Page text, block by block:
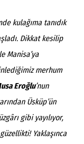
tanıdık
Dikkat kesilip
Manisa’ya
merhum
Eroğlu’nun
Üsküp’ün
gibi yayılıyor,
Yaklaşınca